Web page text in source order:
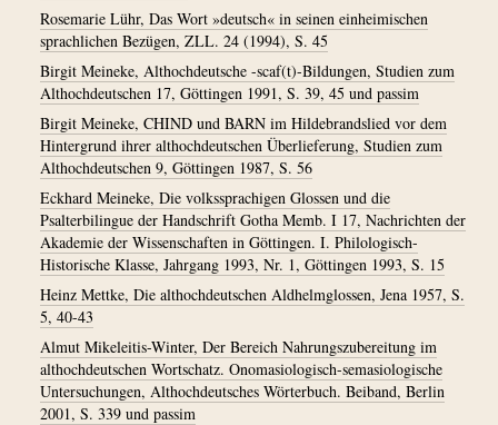
Rosemarie Lühr, Das Wort »deutsch« in seinen einheimischen
sprachlichen Bezügen, ZLL. 24 (1994), S. 45
Birgit Meineke, Althochdeutsche -scaf(t)-Bildungen, Studien zum
Althochdeutschen 17, Göttingen 1991, S. 39, 45 und passim
Birgit Meineke, CHIND und BARN im Hildebrandslied vor dem
Hintergrund ihrer althochdeutschen Überlieferung, Studien zum
Althochdeutschen 9, Göttingen 1987, S. 56
Eckhard Meineke, Die volkssprachigen Glossen und die
Psalterbilingue der Handschrift Gotha Memb. I 17, Nachrichten der
Akademie der Wissenschaften in Göttingen. I. Philologisch-
Historische Klasse, Jahrgang 1993, Nr. 1, Göttingen 1993, S. 15
Heinz Mettke, Die althochdeutschen Aldhelmglossen, Jena 1957, S.
5, 40-43
Almut Mikeleitis-Winter, Der Bereich Nahrungszubereitung im
althochdeutschen Wortschatz. Onomasiologisch-semasiologische
Untersuchungen, Althochdeutsches Wörterbuch. Beiband, Berlin
2001, S. 339 und passim